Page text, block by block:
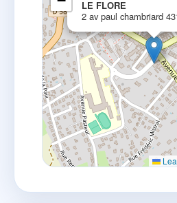
LE FLORE
2 av paul chambriard